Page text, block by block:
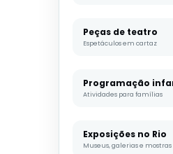
Peças de teatro
Espetáculos em cartaz
Programação
Atividades para famílias
Exposições no Rio
Museus, galerias e mostras